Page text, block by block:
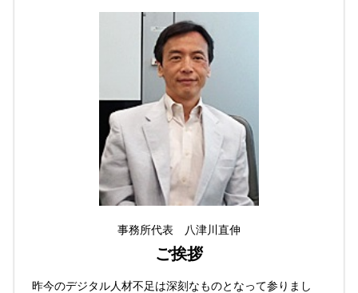
事務所代表 八津川直伸
ご挨拶
昨今のデジタル人材不足は深刻なものとなって参りまし